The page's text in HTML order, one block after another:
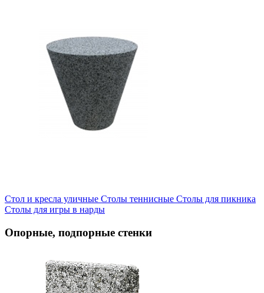
Стол и кресла уличные Cтолы теннисные Столы для пикника
Столы для игры в нарды
Опорные, подпорные стенки